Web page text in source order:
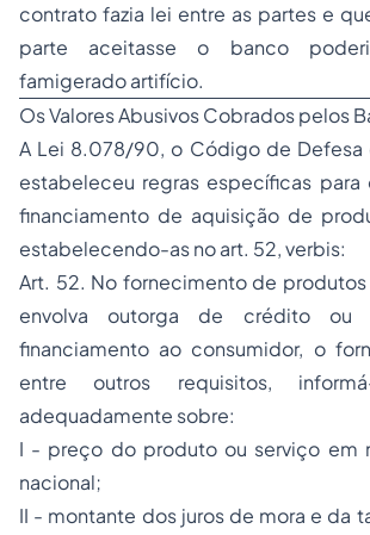
contrato fazia lei entre as partes e
parte aceitasse o banco
famigerado artifício.
Os Valores Abusivos Cobrados pelos
A Lei 8.078/90, o Código de Defesa
estabeleceu regras específicas para
financiamento de aquisição de
estabelecendo-as no art. 52, verbis:
Art. 52. No fornecimento de produtos
envolva outorga de crédito ou
financiamento ao consumidor, o
entre outros requisitos,
adequadamente sobre:
I - preço do produto ou serviço em
nacional;
II - montante dos juros de mora e da